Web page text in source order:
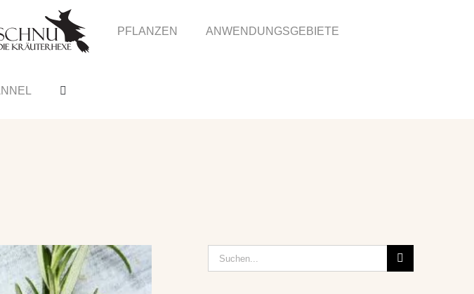
PFLANZEN ANWENDUNGSGEBIETE
Suche
nach: